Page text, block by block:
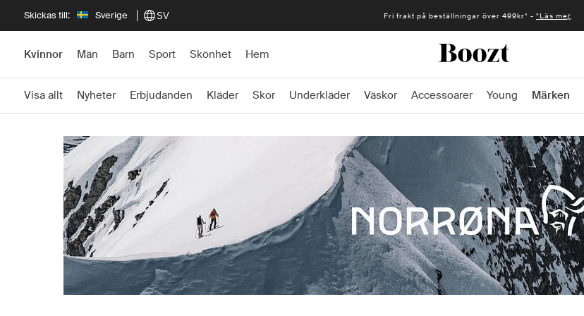
Skickas till: Sverige SV Fri frakt på beställningar över 499kr* - *Läs mer
Kvinnor Män Barn Sport Skönhet Hem
Visa allt Nyheter Erbjudanden Kläder Skor Underkläder Väskor Accessoarer Young Märken